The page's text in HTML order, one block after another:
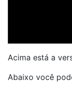
Acima está a
Abaixo você